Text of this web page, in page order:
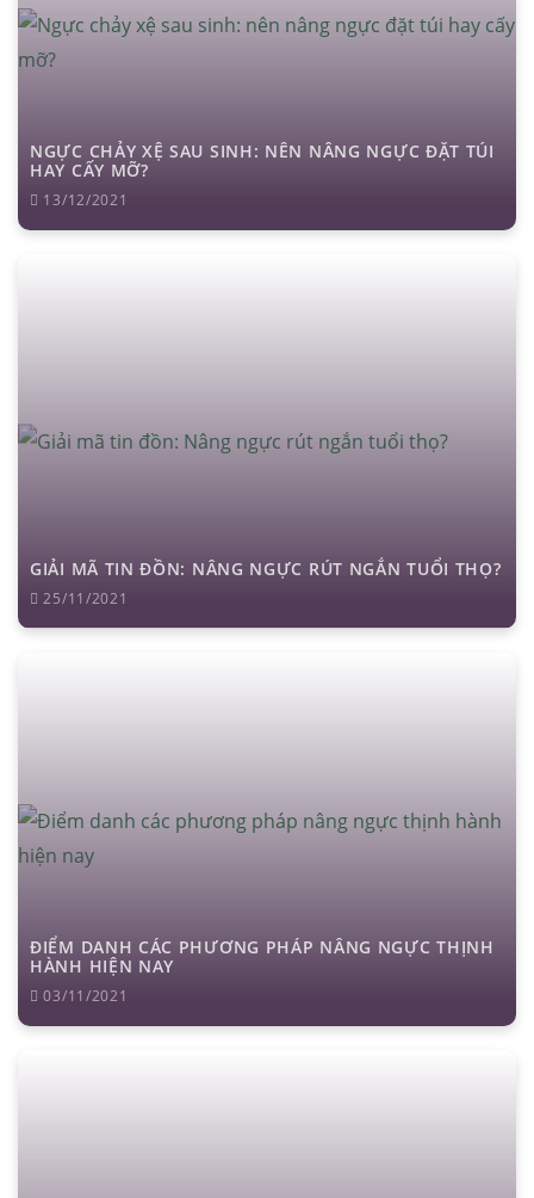
NGỰC CHẢY XỆ SAU SINH: NÊN NÂNG NGỰC ĐẶT TÚI
HAY CẤY MỠ?
13/12/2021
GIẢI MÃ TIN ĐỒN: NÂNG NGỰC RÚT NGẮN TUỔI THỌ?
25/11/2021
ĐIỂM DANH CÁC PHƯƠNG PHÁP NÂNG NGỰC THỊNH
HÀNH HIỆN NAY
03/11/2021